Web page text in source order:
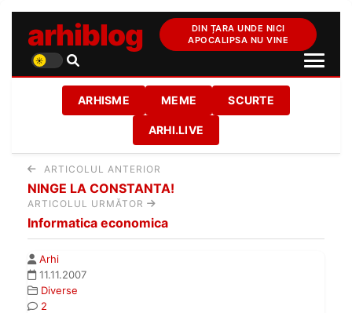
arhiblog
DIN ȚARA UNDE NICI
APOCALIPSA NU VINE
ARHISME MEME SCURTE
ARHI.LIVE
ARTICOLUL ANTERIOR
NINGE LA CONSTANTA!
ARTICOLUL URMĂTOR
Informatica economica
Arhi
11.11.2007
Diverse
2